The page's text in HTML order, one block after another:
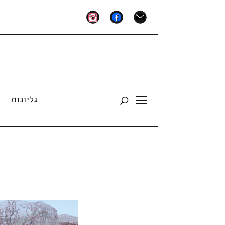
mail
facebook
instagram
גליונות Toggle
&
navigation